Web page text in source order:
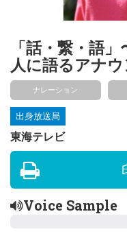
「話・繋・語
人に語るアナ
ナレーション
出身放送局
東海テレビ
Voice Sample